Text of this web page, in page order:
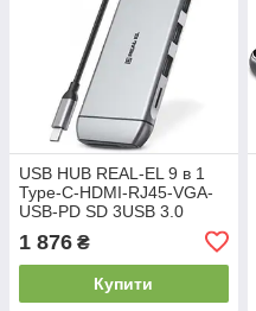
USB HUB REAL-EL 9 в 1
Type-C-HDMI-RJ45-VGA-
USB-PD SD 3USB 3.0
Grey
1 876 ₴
Купити